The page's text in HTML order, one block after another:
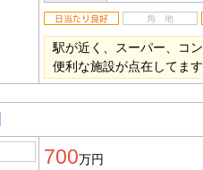
駅が近く、スーパー、コ
便利な施設が点在してます
700万円